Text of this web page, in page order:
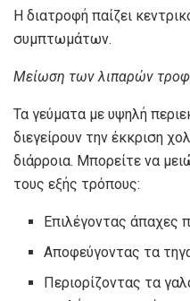
Η διατροφή παίζει
συμπτωμάτων.
Μείωση των λιπαρών
Τα γεύματα με υψηλή
διεγείρουν την έκκριση
διάρροια. Μπορείτε να
τους εξής τρόπους:
Επιλέγοντας άπαχες
Αποφεύγοντας τα
Περιορίζοντας τα